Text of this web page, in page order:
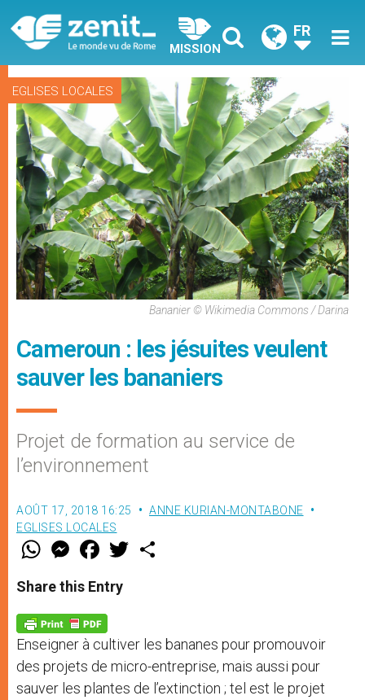
MISSION
FR
EGLISES LOCALES
Bananier © Wikimedia Commons / Darina
Cameroun : les jésuites veulent
sauver les bananiers
Projet de formation au service de
l’environnement
AOÛT 17, 2018 16:25
ANNE KURIAN-MONTABONE
EGLISES LOCALES
W
t
s
p
p
M
e
s
e
g
e
r
F
a
e
b
o
k
w
Share this Entry
Enseigner à cultiver les bananes pour promouvoir
des projets de micro-entreprise, mais aussi pour
sauver les plantes de l’extinction ; tel est le projet